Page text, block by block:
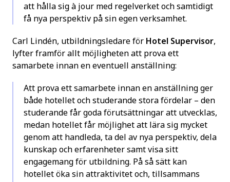
att hålla sig à jour med regelverket och samtidigt
få nya perspektiv på sin egen verksamhet.
Carl Lindén, utbildningsledare för Hotel Supervisor,
lyfter framför allt möjligheten att prova ett
samarbete innan en eventuell anställning:
Att prova ett samarbete innan en anställning ger
både hotellet och studerande stora fördelar – den
studerande får goda förutsättningar att utvecklas,
medan hotellet får möjlighet att lära sig mycket
genom att handleda, ta del av nya perspektiv, dela
kunskap och erfarenheter samt visa sitt
engagemang för utbildning. På så sätt kan
hotellet öka sin attraktivitet och, tillsammans